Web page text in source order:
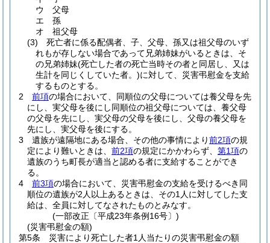
ウ
父母
エ
孫
オ
祖父母
(3)
死亡者に係る配偶者、子、父母、孫又は祖父母のいず
れもが存しない場合であって兄弟姉妹がいるときは、そ
の兄弟姉妹(死亡した者の死亡当時その者と同居し、又は
生計を同じくしていた者。)に対して、災害弔慰金を支給
するものとする。
2
前項の場合において、同順位の父母については養父母を先
にし、実父母を後にし同順位の祖父母については、養父母
の父母を先にし、実父母の父母を後にし、父母の養父母を
先にし、実父母を後にする。
3
遺族が遠隔地にある場合、その他の事情により前2項の規
定により難いときは、 前2項の規定にかかわらず、 第1項の
遺族のうち町長が適当と認める者に支給することができ
る。
4
前3項の場合において、災害弔慰金の支給を受けるべき同
順位の遺族が2人以上あるときは、その1人に対してした支
給は、全員に対してなされたものとみなす。
(一部改正〔平成23年条例16号〕)
(災害弔慰金の額)
第5条
災害により死亡した者1人当たりの災害弔慰金の額